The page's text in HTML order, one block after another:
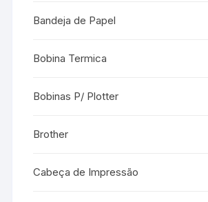
Bandeja de Papel
Bobina Termica
Bobinas P/ Plotter
Brother
Cabeça de Impressão